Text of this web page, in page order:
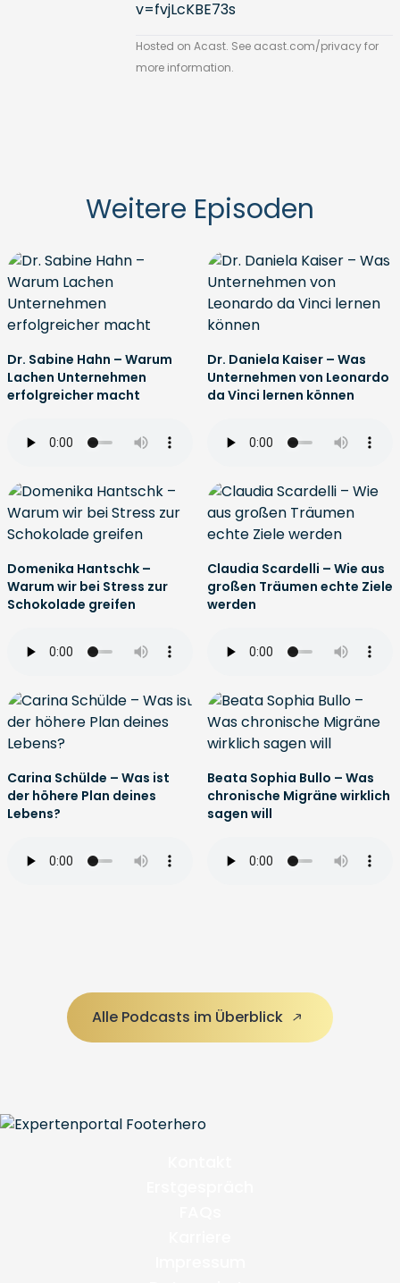
v=fvjLcKBE73s
Hosted on Acast. See acast.com/privacyfor
more information.
Weitere Episoden
Dr. Sabine Hahn – Warum
Lachen Unternehmen
erfolgreicher macht
Dr. Daniela Kaiser – Was
Unternehmen von Leonardo
da Vinci lernen können
Domenika Hantschk –
Warum wir bei Stress zur
Schokolade greifen
Claudia Scardelli – Wie aus
großen Träumen echte Ziele
werden
Carina Schülde – Was ist
der höhere Plan deines
Lebens?
Beata Sophia Bullo – Was
chronische Migräne wirklich
sagen will
Alle Podcasts im Überblick